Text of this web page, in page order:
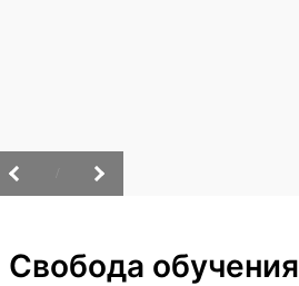
Свобода обучения